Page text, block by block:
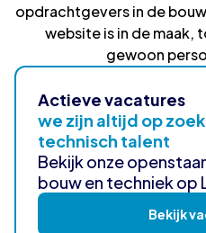
opdrachtgevers in de
website is in de maak,
gewoon
Actieve vacatures
we zijn altijd op
technisch talent
Bekijk onze
bouw en techniek op
Bekijk